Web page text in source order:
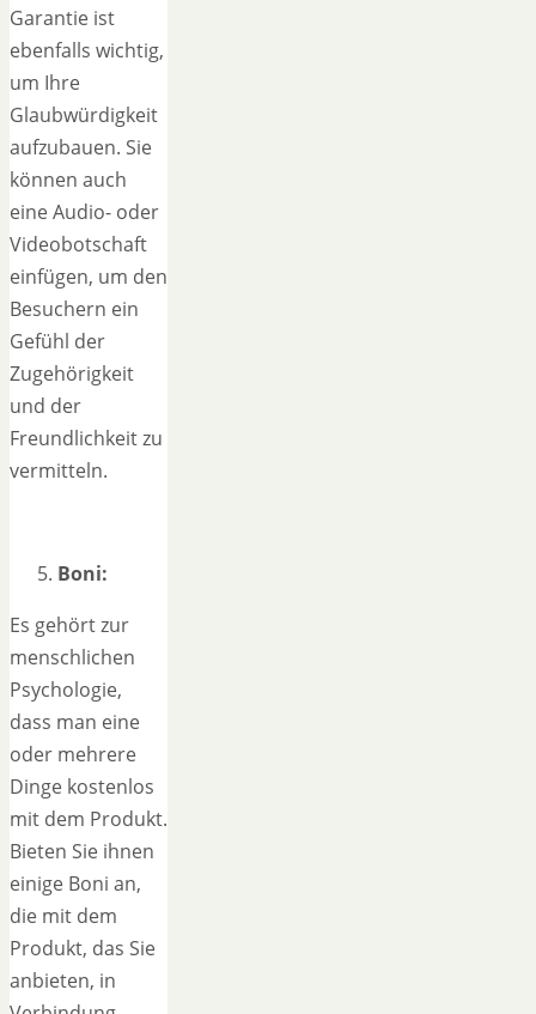
Garantie ist
ebenfalls wichtig,
um Ihre
Glaubwürdigkeit
aufzubauen. Sie
können auch
eine Audio- oder
Videobotschaft
einfügen, um den
Besuchern ein
Gefühl der
Zugehörigkeit
und der
Freundlichkeit zu
vermitteln.
Boni:
Es gehört zur
menschlichen
Psychologie,
dass man eine
oder mehrere
Dinge kostenlos
mit dem Produkt.
Bieten Sie ihnen
einige Boni an,
die mit dem
Produkt, das Sie
anbieten, in